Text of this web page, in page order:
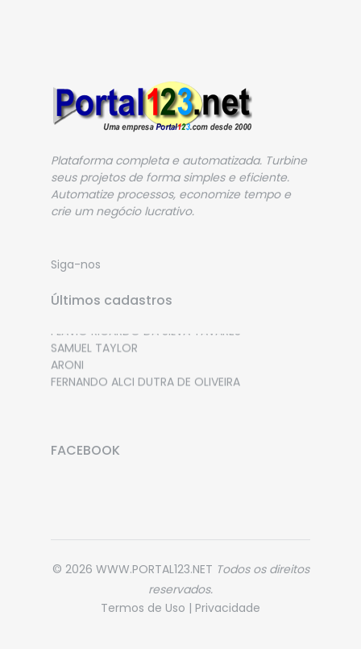
Plataforma completa e automatizada. Turbine
seus projetos de forma simples e eficiente.
Automatize processos, economize tempo e
crie um negócio lucrativo.
Siga-nos
Últimos cadastros
SAMUEL TAYLOR
ARONI
FERNANDO ALCI DUTRA DE OLIVEIRA
FACEBOOK
© 2026 WWW.PORTAL123.NET Todos os direitos
reservados.
Termos de Uso | Privacidade